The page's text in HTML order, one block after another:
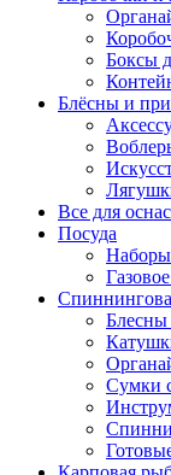
Боксы
Блёсны и
Все для
Посуда
Сумки